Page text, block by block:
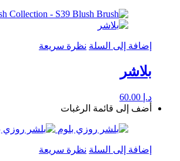
إضافة إلى السلة نظرة سريعة
بلاشر
د.إ
أضف إلى قائمة الرغبات
إضافة إلى السلة نظرة سريعة